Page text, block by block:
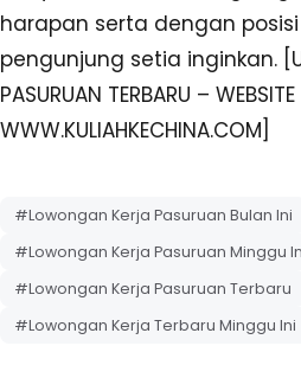
harapan serta dengan
pengunjung setia inginkan.
PASURUAN TERBARU –
WWW.KULIAHKECHINA.COM]
#Lowongan Kerja Pasuruan Bulan Ini
#Lowongan Kerja Pasuruan Minggu
#Lowongan Kerja Pasuruan Terbaru
#Lowongan Kerja Terbaru Minggu Ini